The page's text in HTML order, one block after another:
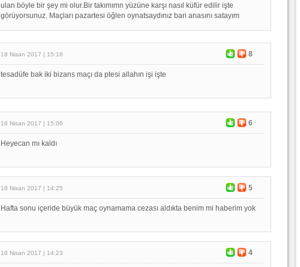
ulan böyle bir şey mi olur.Bir takımımn yüzüne karşı nasıl küfür edilir işte
görüyorsunuz. Maçları pazartesi öğlen oynatsaydınız bari anasını satayım
18 Nisan 2017 | 15:18 8
tesadüfe bak iki bizans maçı da ptesi allahın işi işte
18 Nisan 2017 | 15:06 6
Heyecan mı kaldı
18 Nisan 2017 | 14:25 5
Hafta sonu içeride büyük maç oynamama cezası aldıkta benim mi haberim yok
18 Nisan 2017 | 14:23 4